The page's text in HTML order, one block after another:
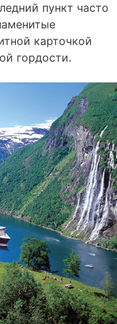
пункт часто
карточкой
гордости.